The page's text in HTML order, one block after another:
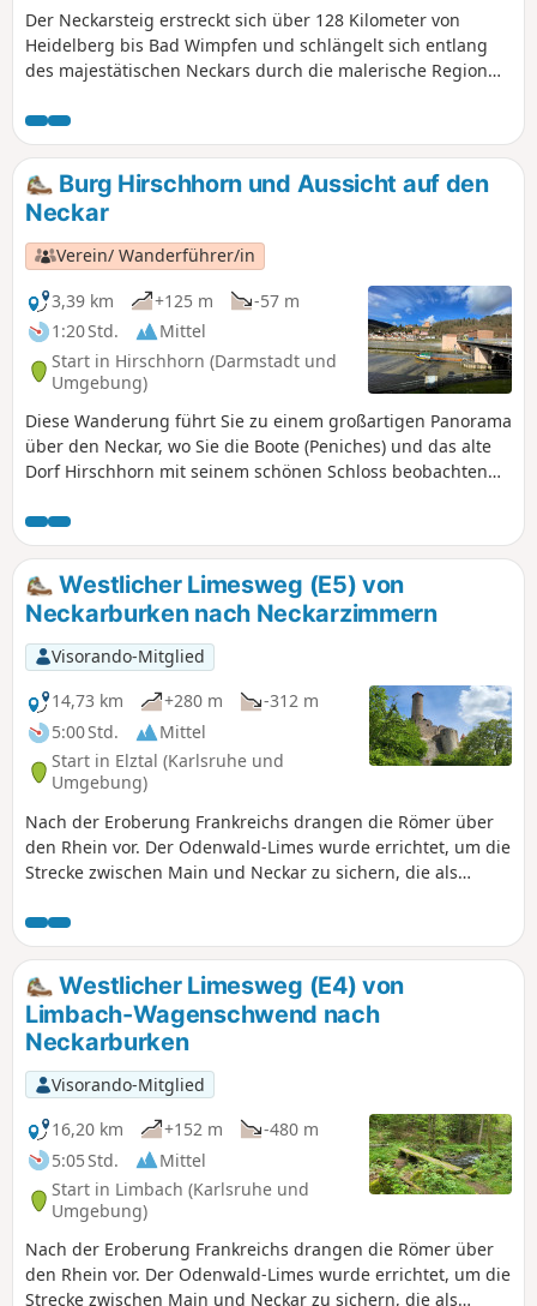
Der Neckarsteig erstreckt sich über 128 Kilometer von
Heidelberg bis Bad Wimpfen und schlängelt sich entlang
des majestätischen Neckars durch die malerische Region
unvergessliche Reise durch eine Vielfalt an Landschaften,
von sanften Weinbergen bis hin zu imposanten
Felsformationen. Entlang der Strecke erwarten Dich sowohl
herausfordernde Anstiege als auch entspannte Abschnitte
entlang des Flusses. Du kannst Dich auf
abwechslungsreiche Landschaften freuen, die von
bewaldeten Hängen im Neckartal bis zu charmanten
Fachwerkstädten und historischen Burgen reichen. Wir
haben die Abschnitte so gestaltet, dass Du jeden Start- und
Endpunkt einer Etappe mit dem ÖPNV erreichen kannst.
Burg Hirschhorn und Aussicht auf den
Neckar
Verein/ Wanderführer/in
3,39 km
+125 m
-57 m
1:20 Std.
Mittel
Start in Hirschhorn (Darmstadt und
Umgebung)
Diese Wanderung führt Sie zu einem großartigen Panorama
über den Neckar, wo Sie die Boote (Peniches) und das alte
Dorf Hirschhorn mit seinem schönen Schloss beobachten
die Aussicht genießen und ein Picknick machen können.
Westlicher Limesweg (E5) von
Neckarburken nach Neckarzimmern
Visorando-Mitglied
14,73 km
+280 m
-312 m
5:00 Std.
Mittel
Start in Elztal (Karlsruhe und
Umgebung)
Nach der Eroberung Frankreichs drangen die Römer über
den Rhein vor. Der Odenwald-Limes wurde errichtet, um die
Strecke zwischen Main und Neckar zu sichern, die als
Chr. erbauten, Grenzwall sollte die römische Provinz
Germania Superior geschützt werden. Deine Wanderung
führt in der fünften und letzten Etappe entlang der
ehemaligen Grenzlinie von Neckarburken bis nach
Neckarzimmern. Während dieser landschaftlich und
kulturell bereichernden Tour passierst Du Überreste
römischer Wachttürme, Kastelle (Truppenunterkünfte),
Badeanlagen und Grenzbefestigungen. Informative Tafeln
weisen auf die Sehenswürdigkeiten hin und geben
Einblicke in das Leben in der ehemaligen Grenzregion.
Westlicher Limesweg (E4) von
Limbach-Wagenschwend nach
Neckarburken
Visorando-Mitglied
16,20 km
+152 m
-480 m
5:05 Std.
Mittel
Start in Limbach (Karlsruhe und
Umgebung)
Nach der Eroberung Frankreichs drangen die Römer über
den Rhein vor. Der Odenwald-Limes wurde errichtet, um die
Strecke zwischen Main und Neckar zu sichern, die als